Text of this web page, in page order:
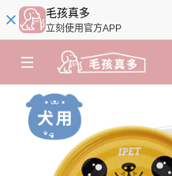
毛孩真多
立刻使用官方APP